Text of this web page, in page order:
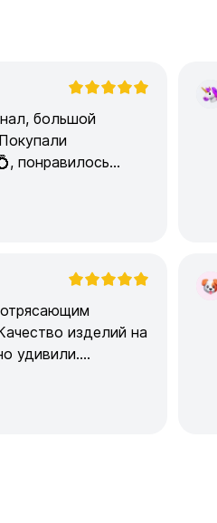
большой
понравилось
В
изделий на
удивили.
уровне –
Т